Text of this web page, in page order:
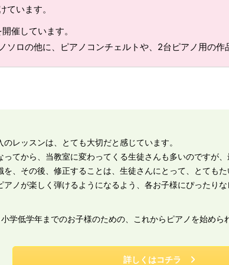
ています。
催しています。
ソロの他に、ピアノコンチェルトや、2台ピアノ用の作
レッスンは、とても大切だと感じています。
ってから、当教室に変わってくる生徒さんも多いのですが
、その後、修正することは、生徒さんにとって、とてもた
アノが楽しく弾けるようになるよう、各お子様にぴったり
学低学年までのお子様のための、これからピアノを始め
詳しくはコチラ